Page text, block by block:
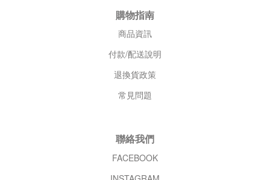
購物指南
商品資訊
付款/配送說明
退換貨政策
常見問題
聯絡我們
FACEBOOK